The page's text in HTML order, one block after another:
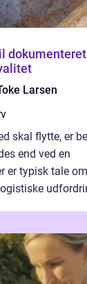
Larsen
skal flytte, er
end ved en
er typisk tale